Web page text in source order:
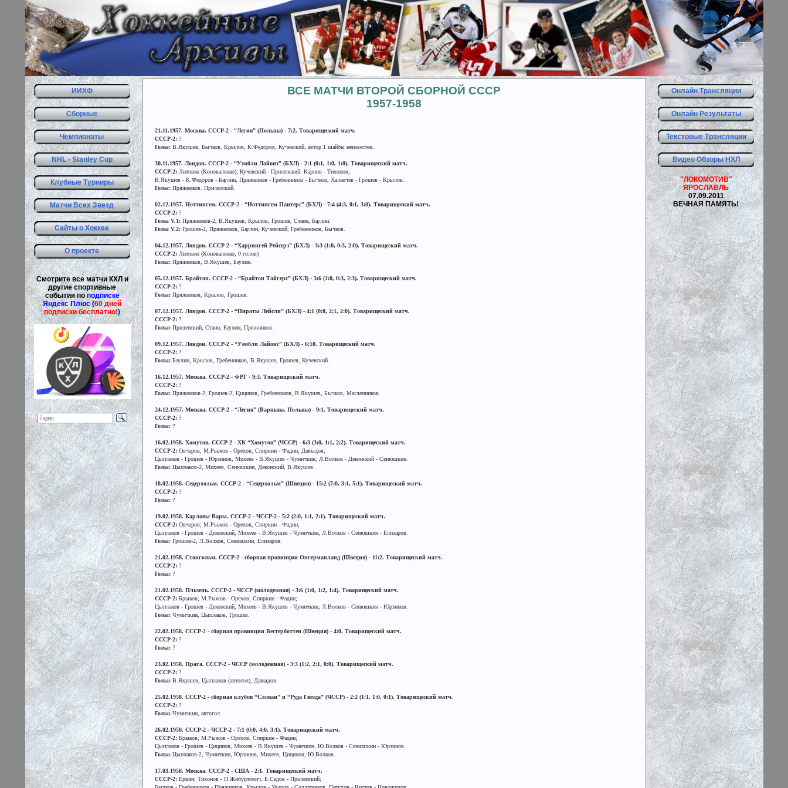
ИИХФ
Сборные
Чемпионаты
NHL - Stanley Cup
Клубные Турниры
Матчи Всех Звезд
Сайты о Хоккее
О проекте
Смотрите все матчи КХЛ и
другие спортивные
события поподписке
Яндекс Плюс (60 дней
подписки бесплатно!)
Онлайн Трансляции
Онлайн Результаты
Текстовые Трансляции
Видео Обзоры НХЛ
"ЛОКОМОТИВ"
ЯРОСЛАВЛЬ
07.09.2011
ВЕЧНАЯ ПАМЯТЬ!
ВСЕ МАТЧИ ВТОРОЙ СБОРНОЙ СССР
1957-1958
21.11.1957. Москва. СССР-2 - “Легия” (Польша) - 7:2. Товарищеский матч.
СССР-2:?
Голы:В.Якушев, Бычков, Крылов, К.Федоров, Кучевский, автор 1 шайбы неизвестен.
30.11.1957. Лондон. СССР-2 - “Уэмбли Лайонз” (БХЛ) - 2:1 (0:1, 1:0, 1:0). Товарищеский матч.
СССР-2:Литовко (Коноваленко); Кучевский - Прилепский. Карпов - Тихонов;
В.Якушев - К.Федоров - Баулин, Пряжников - Гребенников - Бычков, Халаичев - Грошев - Крылов.
Голы:Пряжников. Прилепский.
02.12.1957. Ноттингем. СССР-2 - “Ноттингем Пантерс” (БХЛ) - 7:4 (4:3, 0:1, 3:0). Товарищеский матч.
СССР-2:?
Голы V.1:Пряжников-2, В.Якушев, Крылов, Грошев, Стаин, Баулин.
Голы V.2:Грошев-2, Пряжников, Баулин, Кучевский, Гребенников, Бычков.
04.12.1957. Лондон. СССР-2 - “Харрингей Рейсерз” (БХЛ) - 3:3 (1:0, 0:3, 2:0). Товарищеский матч.
СССР-2:Литовко (Коноваленко, 0 голов)
Голы:Пряжников, В.Якушев, Баулин.
05.12.1957. Брайтон. СССР-2 - “Брайтон Тайгерс” (БХЛ) - 3:6 (1:0, 0:3, 2:3). Товарищеский матч.
СССР-2:?
Голы:Пряжников, Крылов, Грошев.
07.12.1957. Лондон. СССР-2 - “Пираты Лейсли” (БХЛ) - 4:1 (0:0, 2:1, 2:0). Товарищеский матч.
СССР-2:?
Голы:Прилепский, Стаин, Баулин, Пряжников.
09.12.1957. Лондон. СССР-2 - “Уэмбли Лайонс” (БХЛ) - 6:10. Товарищеский матч.
СССР-2:?
Голы:Баулин, Крылов, Гребенников, В.Якушев, Грошев, Кучевский.
16.12.1957. Москва. СССР-2 - ФРГ - 9:3. Товарищеский матч.
СССР-2:?
Голы:Пряжников-2, Грошев-2, Цицинов, Гребенников, В.Якушев, Бычков, Масленников.
24.12.1957. Москва. СССР-2 - “Легия” (Варшава, Польша) - 9:1. Товарищеский матч.
СССР-2:?
Голы:?
16.02.1958. Хомутов. СССР-2 - ХК “Хомутов” (ЧССР) - 6:3 (3:0, 1:1, 2:2). Товарищеский матч.
СССР-2:Овчаров; М.Рыжов - Орехов, Спиркин - Фадин, Давыдов;
Цыплаков - Грошев - Юрзинов, Михеев - В.Якушев - Чумичкин, Л.Волков - Деконский - Сенюшкин.
Голы:Цыплаков-2, Михеев, Сенюшкин, Деконский, В.Якушев.
18.02.1958. Седерхольм. СССР-2 - “Седерхольм” (Швеция) - 15:2 (7:0, 3:1, 5:1). Товарищеский матч.
СССР-2:?
Голы:?
19.02.1958. Карловы Вары. СССР-2 - ЧССР-2 - 5:2 (2:0, 1:1, 2:1). Товарищеский матч.
СССР-2:Овчаров; М.Рыжов - Орехов, Спиркин - Фадин;
Цыплаков - Грошев - Деконский, Михеев - В.Якушев - Чумичкин, Л.Волков - Сенюшкин - Елизаров.
Голы:Грошев-2, Л.Волков, Сенюшкин, Елизаров.
21.02.1958. Стокгольм. СССР-2 - сборная провинции Онгерманланд (Швеция) - 11:2. Товарищеский матч.
СССР-2:?
Голы:?
21.02.1958. Пльзень. СССР-2 - ЧССР (молодежная) - 3:6 (1:0, 1:2, 1:4). Товарищеский матч.
СССР-2:Брыков; М.Рыжов - Орехов, Спиркин - Фадин;
Цыплаков - Грошев - Деконский, Михеев - В.Якушев - Чумичкин, Л.Волков - Сенюшкин - Юрзинов.
Голы:Чумичкин, Цыплаков, Грошев.
22.02.1958. СССР-2 - сборная провинции Вестерботтен (Швеция) - 4:0. Товарищеский матч.
СССР-2:?
Голы: ?
23.02.1958. Прага. СССР-2 - ЧССР (молодежная) - 3:3 (1:2, 2:1, 0:0). Товарищеский матч.
СССР-2:?
Голы:В.Якушев, Цыплаков (автогол), Давыдов.
25.02.1958. СССР-2 - сборная клубов “Слован” и “Руда Гвезда” (ЧССР) - 2:2 (1:1, 1:0, 0:1). Товарищеский матч.
СССР-2:?
Голы:Чумичкин, автогол.
26.02.1958. СССР-2 - ЧССР-2 - 7:1 (0:0, 4:0, 3:1). Товарищеский матч.
СССР-2:Брыков; М.Рыжов - Орехов, Спиркин - Фадин;
Цыплаков - Грошев - Цицинов, Михеев - В.Якушев - Чумичкин, Ю.Волков - Сенюшкин - Юрзинов.
Голы:Цыплаков-2, Чумичкин, Юрзинов, Михеев, Цицинов, Ю.Волков.
17.03.1958. Москва. СССР-2 - США - 2:1. Товарищеский матч.
СССР-2:Еркин; Тихонов - П.Жибуртович, Б.Седов - Прилепский;